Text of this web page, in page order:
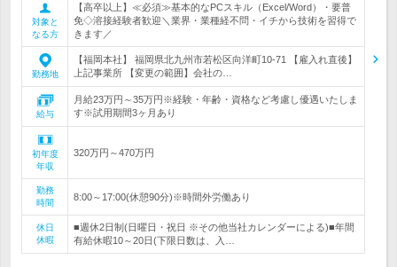
対象と
なる方
【高卒以上】≪必須≫基本的なPCスキル（Excel/Word）・要普
免◇溶接経験者歓迎＼業界・業種経不問・イチから技術を習得で
きます／
勤務地
【福岡本社】 福岡県北九州市若松区向洋町10-71 【雇入れ直後】
上記事業所 【変更の範囲】会社の…
給与
月給23万円～35万円※経験・年齢・資格など考慮し優遇いたしま
す※試用期間3ヶ月あり
初年度
年収
320万円～470万円
勤務
時間
8:00～17:00(休憩90分)※時間外労働あり
休日
休暇
■週休2日制(日曜日・祝日 ※その他当社カレンダーによる)■年間
有給休暇10～20日(下限日数は、入…